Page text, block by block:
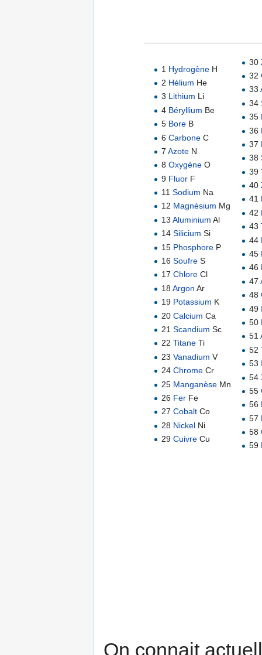
1 Hydrogène H
2 Hélium He
3 Lithium Li
4 Béryllium Be
5 Bore B
6Carbone C
7Azote N
8Oxygène O
9 Fluor F
11Sodium Na
12 Magnésium Mg
13Aluminium Al
14Silicium Si
15 Phosphore P
16Soufre S
17Chlore Cl
18Argon Ar
19 Potassium K
20Calcium Ca
21Scandium Sc
22Titane Ti
23Vanadium V
24Chrome Cr
25 Manganèse Mn
26 Fer Fe
27Cobalt Co
28 Nickel Ni
29Cuivre Cu
30
32
33
34
35
36
37
38
39
40
41
42
43
44
45
46
47
48
49
50
51
52
53
54
55
56
57
58
59
On connait